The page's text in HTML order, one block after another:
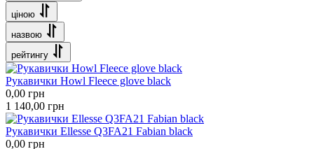
ціною
назвою
рейтингу
Рукавички Howl Fleece glove black
0,00 грн
1 140,00 грн
Рукавички Ellesse Q3FA21 Fabian black
0,00 грн